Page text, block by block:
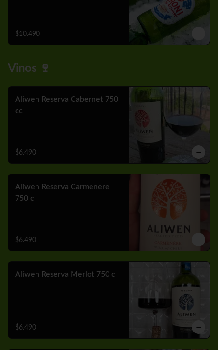
$10.490
Vinos 🍷
Aliwen Reserva Cabernet 750
cc
$6.490
Aliwen Reserva Carmenere
750 c
$6.490
Aliwen Reserva Merlot 750 c
$6.490